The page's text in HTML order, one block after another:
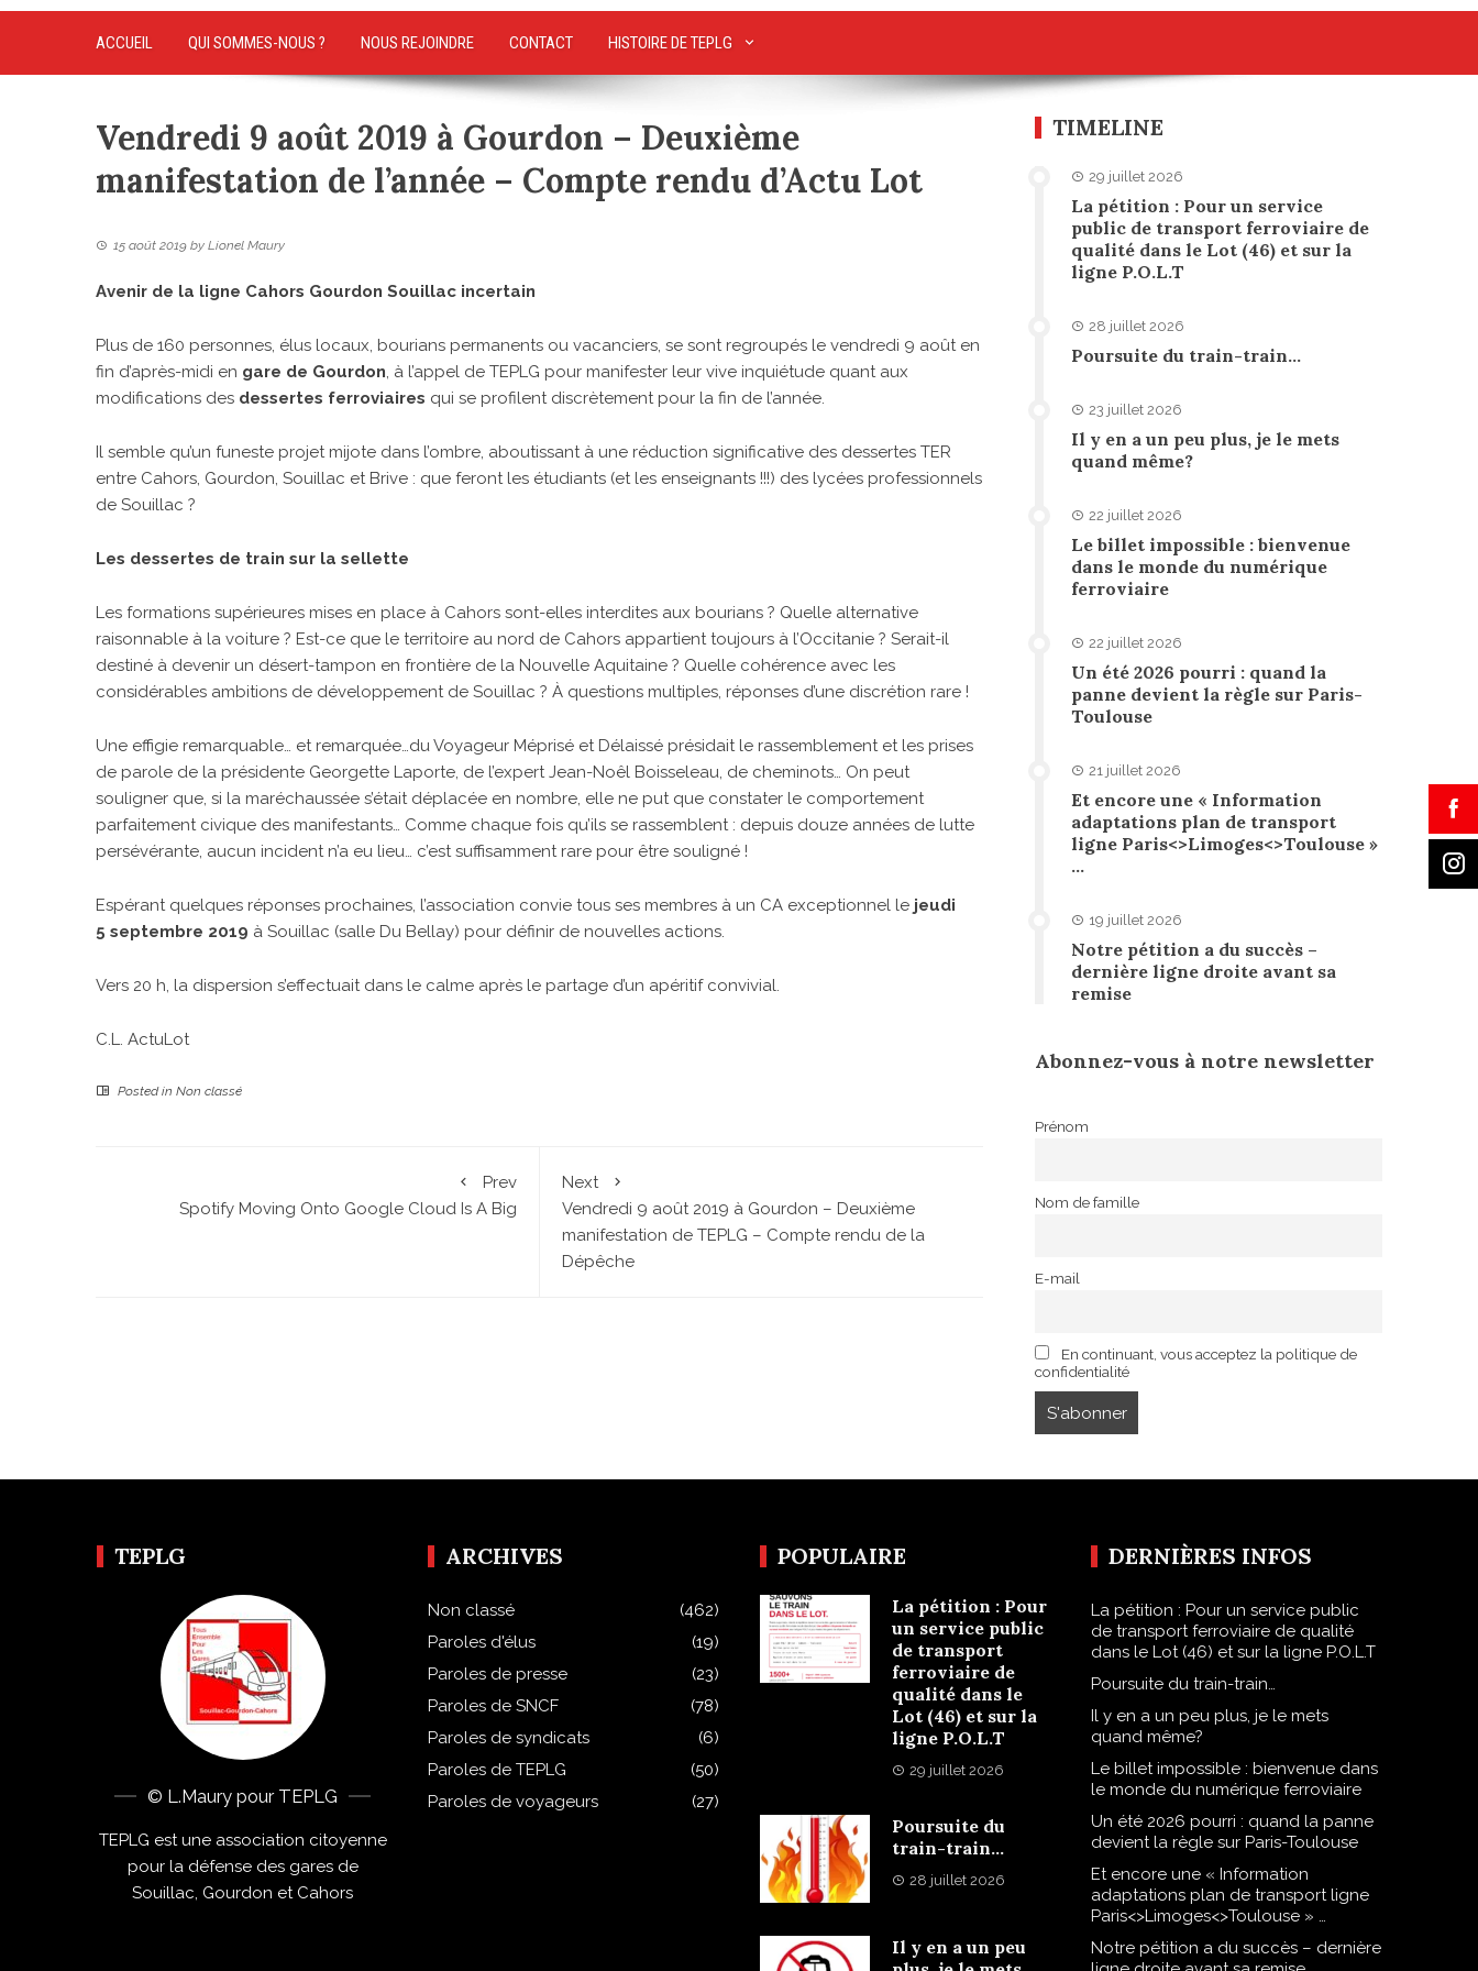
ACCUEIL QUI SOMMES-NOUS ? NOUS REJOINDRE CONTACT HISTOIRE DE TEPLG
Vendredi 9 août 2019 à Gourdon – Deuxième
manifestation de l’année – Compte rendu d’Actu Lot
15 août 2019 by Lionel Maury
Avenir de la ligne Cahors Gourdon Souillac incertain
Plus de 160 personnes, élus locaux, bourians permanents ou vacanciers, se sont regroupés le vendredi 9 août en
fin d’après-midi en gare de Gourdon, à l’appel de TEPLG pour manifester leur vive inquiétude quant aux
modifications des dessertes ferroviaires qui se profilent discrètement pour la fin de l’année.
Il semble qu’un funeste projet mijote dans l’ombre, aboutissant à une réduction significative des dessertes TER
entre Cahors, Gourdon, Souillac et Brive : que feront les étudiants (et les enseignants !!!) des lycées professionnels
de Souillac ?
Les dessertes de train sur la sellette
Les formations supérieures mises en place à Cahors sont-elles interdites aux bourians ? Quelle alternative
raisonnable à la voiture ? Est-ce que le territoire au nord de Cahors appartient toujours à l’Occitanie ? Serait-il
destiné à devenir un désert-tampon en frontière de la Nouvelle Aquitaine ? Quelle cohérence avec les
considérables ambitions de développement de Souillac ? À questions multiples, réponses d’une discrétion rare !
Une effigie remarquable… et remarquée…du Voyageur Méprisé et Délaissé présidait le rassemblement et les prises
de parole de la présidente Georgette Laporte, de l’expert Jean-Noêl Boisseleau, de cheminots… On peut
souligner que, si la maréchaussée s’était déplacée en nombre, elle ne put que constater le comportement
parfaitement civique des manifestants… Comme chaque fois qu’ils se rassemblent : depuis douze années de lutte
persévérante, aucun incident n’a eu lieu… c’est suffisamment rare pour être souligné !
Espérant quelques réponses prochaines, l’association convie tous ses membres à un CA exceptionnel le jeudi
5 septembre 2019 à Souillac (salle Du Bellay) pour définir de nouvelles actions.
Vers 20 h, la dispersion s’effectuait dans le calme après le partage d’un apéritif convivial.
C.L. ActuLot
Posted in Non classé
Prev
Spotify Moving Onto Google Cloud Is A Big
Next
Vendredi 9 août 2019 à Gourdon – Deuxième
manifestation de TEPLG – Compte rendu de la
Dépêche
TIMELINE
29 juillet 2026
La pétition : Pour un service
public de transport ferroviaire de
qualité dans le Lot (46) et sur la
ligne P.O.L.T
28 juillet 2026
Poursuite du train-train…
23 juillet 2026
Il y en a un peu plus, je le mets
quand même?
22 juillet 2026
Le billet impossible : bienvenue
dans le monde du numérique
ferroviaire
22 juillet 2026
Un été 2026 pourri : quand la
panne devient la règle sur Paris-
Toulouse
21 juillet 2026
Et encore une « Information
adaptations plan de transport
ligne Paris<>Limoges<>Toulouse »
…
19 juillet 2026
Notre pétition a du succès –
dernière ligne droite avant sa
remise
Abonnez-vous à notre newsletter
Prénom
Nom de famille
E-mail
En continuant, vous acceptez la politique de
confidentialité
TEPLG
© L.Maury pour TEPLG
TEPLG est une association citoyenne
pour la défense des gares de
Souillac, Gourdon et Cahors
ARCHIVES
Non classé
(462)
Paroles d'élus
(19)
Paroles de presse
(23)
Paroles de SNCF
(78)
Paroles de syndicats
(6)
Paroles de TEPLG
(50)
Paroles de voyageurs
(27)
POPULAIRE
La pétition : Pour
un service public
de transport
ferroviaire de
qualité dans le
Lot (46) et sur la
ligne P.O.L.T
29 juillet 2026
Poursuite du
train-train…
28 juillet 2026
Il y en a un peu
DERNIÈRES INFOS
La pétition : Pour un service public
de transport ferroviaire de qualité
dans le Lot (46) et sur la ligne P.O.L.T
Poursuite du train-train…
Il y en a un peu plus, je le mets
quand même?
Le billet impossible : bienvenue dans
le monde du numérique ferroviaire
Un été 2026 pourri : quand la panne
devient la règle sur Paris-Toulouse
Et encore une « Information
adaptations plan de transport ligne
Paris<>Limoges<>Toulouse » …
Notre pétition a du succès – dernière